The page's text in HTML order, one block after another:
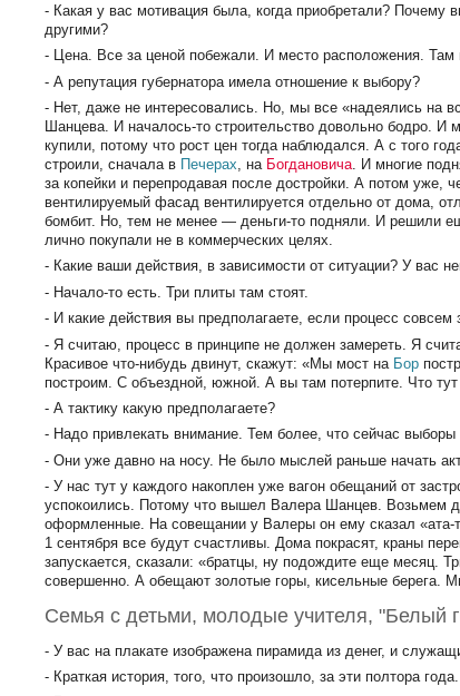
- Какая у вас мотивация была, когда приобретали? Почему
другими?
- Цена. Все за ценой побежали. И место расположения. Там
- А репутация губернатора имела отношение к выбору?
- Нет, даже не интересовались. Но, мы все «надеялись на
Шанцева. И началось-то строительство довольно бодро. И
купили, потому что рост цен тогда наблюдался. А с того
строили, сначала в Печерах, на Богдановича. И многие
за копейки и перепродавая после достройки. А потом уже,
вентилируемый фасад вентилируется отдельно от дома,
бомбит. Но, тем не менее — деньги-то подняли. И решили
лично покупали не в коммерческих целях.
- Какие ваши действия, в зависимости от ситуации? У вас
- Начало-то есть. Три плиты там стоят.
- И какие действия вы предполагаете, если процесс совсем
- Я считаю, процесс в принципе не должен замереть. Я
Красивое что-нибудь двинут, скажут: «Мы мост на Бор
построим. С объездной, южной. А вы там потерпите. Что
- А тактику какую предполагаете?
- Надо привлекать внимание. Тем более, что сейчас выборы
- Они уже давно на носу. Не было мыслей раньше начать
- У нас тут у каждого накоплен уже вагон обещаний от
успокоились. Потому что вышел Валера Шанцев. Возьмем
оформленные. На совещании у Валеры он ему сказал «ата-
1 сентября все будут счастливы. Дома покрасят, краны
запускается, сказали: «братцы, ну подождите еще месяц.
совершенно. А обещают золотые горы, кисельные берега.
Семья с детьми, молодые учителя, "Белый
- У вас на плакате изображена пирамида из денег, и
- Краткая история, того, что произошло, за эти полтора